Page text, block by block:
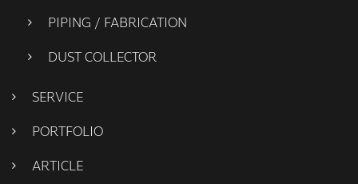
PIPING / FABRICATION
DUST COLLECTOR
SERVICE
PORTFOLIO
ARTICLE